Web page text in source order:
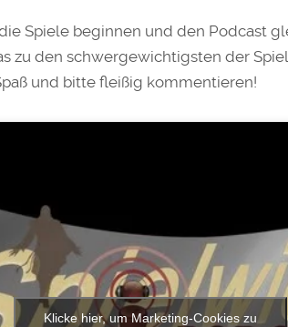
Spiele beginnen und den Podcast
zu den schwergewichtigsten der
und bitte fleißig kommentieren!
Klicke hier, um Marketing-Cookies zu